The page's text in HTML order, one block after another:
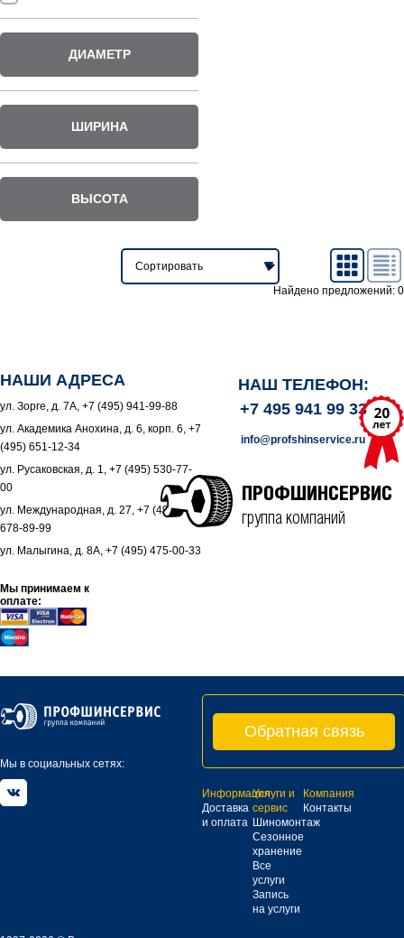
ДИАМЕТР
ШИРИНА
ВЫСОТА
Найдено предложений: 0
НАШИ АДРЕСА
ул. Зорге, д. 7А, +7 (495) 941-99-88
ул. Академика Анохина, д. 6, корп. 6, +7
(495) 651-12-34
ул. Русаковская, д. 1, +7 (495) 530-77-
00
ул. Международная, д. 27, +7 (495)
678-89-99
ул. Малыгина, д. 8А, +7 (495) 475-00-33
Мы принимаем к
оплате:
НАШ ТЕЛЕФОН:
+7 495 941 99 33
info@profshinservice.ru
ПРОФШИНСЕРВИС
группа компаний
Мы в социальных сетях:
Обратная связь
Информация
Доставка
и оплата
Услуги и
сервис
Шиномонтаж
Сезонное
хранение
Все
услуги
Запись
на услуги
Компания
Контакты